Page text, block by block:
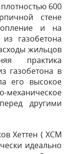
600
стене
и на
газобетона
жильцов
практика
газобетона в
его высокое
другими
Хеттен ( ХСМ
идеально